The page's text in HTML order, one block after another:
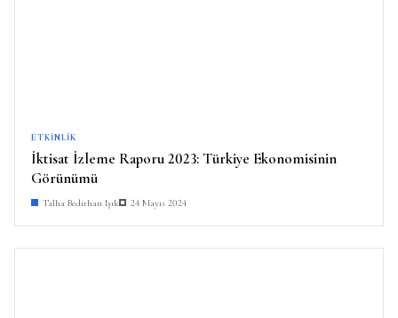
ETKINLIK
İktisat İzleme Raporu 2023: Türkiye Ekonomisinin
Görünümü
Talha Bedirhan Işık 24 Mayıs 2024